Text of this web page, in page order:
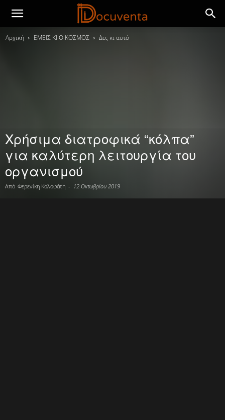
Αρχική ΕΜΕΙΣ ΚΙ Ο ΚΟΣΜΟΣ Δες κι αυτό
Χρήσιμα διατροφικά “κόλπα”
για καλύτερη λειτουργία του
οργανισμού
Από Φερενίκη Καλαφάτη - 12 Οκτωβρίου 2019